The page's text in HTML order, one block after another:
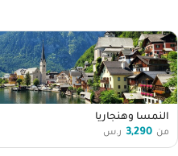
النمسا وهنجاريا
من 3,290 ر.س